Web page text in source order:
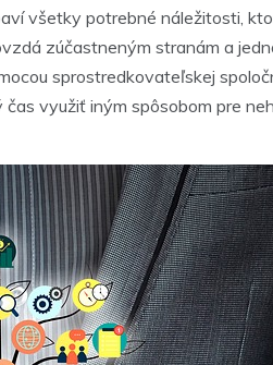
všetky potrebné náležitosti,
zúčastneným stranám a
sprostredkovateľskej
využiť iným spôsobom pre